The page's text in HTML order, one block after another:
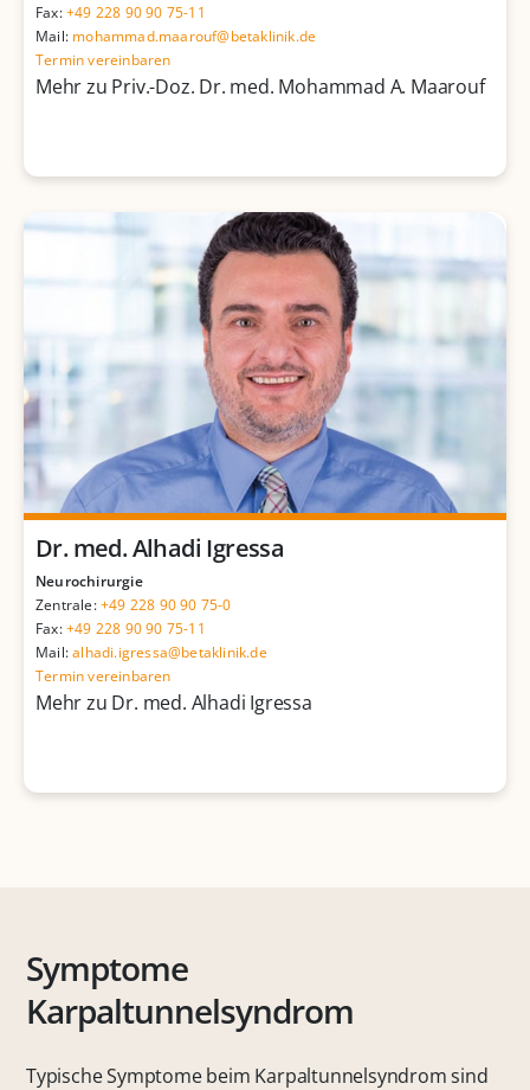
Fax:+49 228 90 90 75-11
Mail: mohammad.maarouf@betaklinik.de
Termin vereinbaren
Mehr zu Priv.-Doz. Dr. med. Mohammad A. Maarouf
Dr. med. Alhadi Igressa
Neurochirurgie
Zentrale:+49 228 90 90 75-0
Fax:+49 228 90 90 75-11
Mail:alhadi.igressa@betaklinik.de
Termin vereinbaren
Mehr zu Dr. med. Alhadi Igressa
Symptome
Karpaltunnelsyndrom
Typische Symptome beim Karpaltunnelsyndrom sind